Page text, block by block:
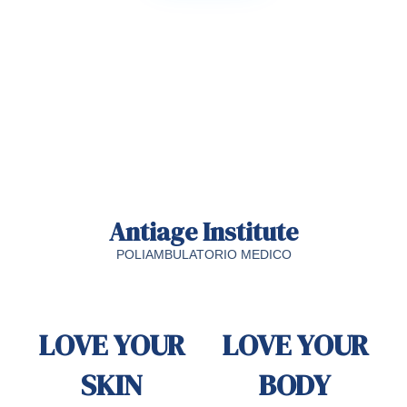
Antiage Institute
POLIAMBULATORIO MEDICO
LOVE YOUR
SKIN
LOVE YOUR
BODY